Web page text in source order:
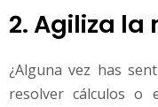
2. Agiliza la
¿Alguna vez has
resolver cálculos o